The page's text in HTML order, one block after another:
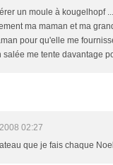
un moule à kougelhopf
ma maman et ma
pour qu'elle me
salée me tente davantage
02:27
que je fais chaque